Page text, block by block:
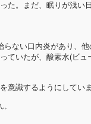
た。まだ、眠りが浅い
ない口内炎があり、他
ていたが、酸素水(ビュ
意識するようにしてい